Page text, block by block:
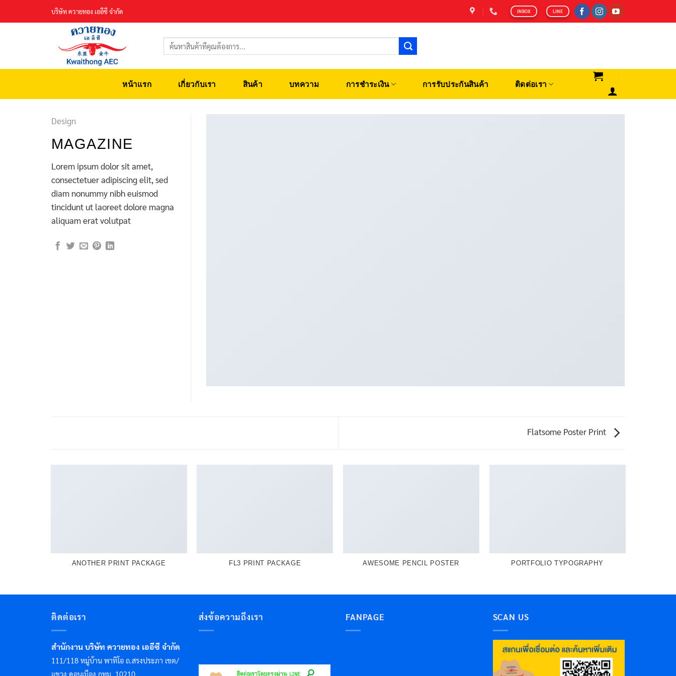
บริษัท ควายทอง เออีซี จำกัด INBOX LINE
ค้นหา:
หน้าแรก เกี่ยวกับเรา สินค้า บทความ การชำระเงิน การรับประกันสินค้า ติดต่อเรา
Design
MAGAZINE
Lorem ipsum dolor sit amet,
consectetuer adipiscing elit, sed
diam nonummy nibh euismod
tincidunt ut laoreet dolore magna
aliquam erat volutpat
Flatsome Poster Print
ANOTHER PRINT PACKAGE FL3 PRINT PACKAGE AWESOME PENCIL POSTER PORTFOLIO TYPOGRAPHY
ติดต่อเรา
สำนักงาน บริษัท ควายทอง เออีซี จำกัด
111/118 หมู่บ้าน พาทิโอ ถ.สรงประภา เขต/
แขวง ดอนเมือง กทม. 10210
ส่งข้อความถึงเรา FANPAGE SCAN US